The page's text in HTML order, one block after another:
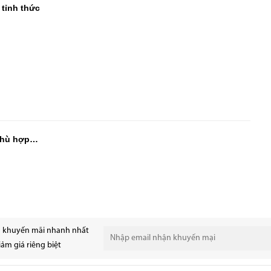
tỉnh thức
hợp…
mãi nhanh nhất
giá riêng biệt